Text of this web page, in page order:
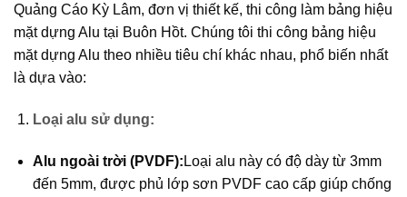
Quảng Cáo Kỳ Lâm, đơn vị thiết kế, thi công làm bảng hiệu
mặt dựng Alu tại Buôn Hồt. Chúng tôi thi công bảng hiệu
mặt dựng Alu theo nhiều tiêu chí khác nhau, phổ biến nhất
là dựa vào:
Loại alu sử dụng:
Alu ngoài trời (PVDF): Loại alu này có độ dày từ 3mm
đến 5mm, được phủ lớp sơn PVDF cao cấp giúp chống